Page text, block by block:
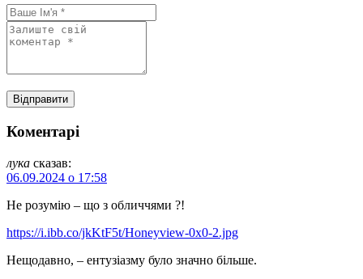
Коментарі
лука сказав:
06.09.2024 о 17:58
Не розумію – що з обличчями ?!
https://i.ibb.co/jkKtF5t/Honeyview-0x0-2.jpg
Нещодавно, – ентузіазму було значно більше.